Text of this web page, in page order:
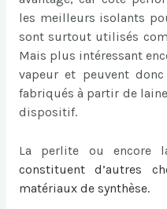
les meilleurs isolants
sont surtout utilisés
Mais plus intéressant
vapeur et peuvent donc
fabriqués à partir de
dispositif.
La perlite ou encore
constituent d’autres
matériaux de synthèse.